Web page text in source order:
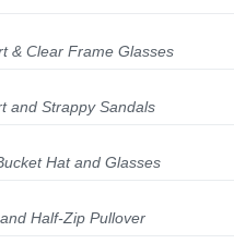
& Clear Frame Glasses
and Strappy Sandals
Hat and Glasses
Half-Zip Pullover